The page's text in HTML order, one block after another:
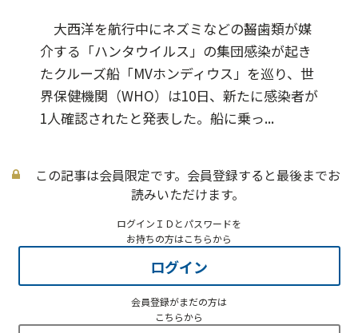
大西洋を航行中にネズミなどの齧歯類が媒
介する「ハンタウイルス」の集団感染が起き
たクルーズ船「MVホンディウス」を巡り、世
界保健機関（WHO）は10日、新たに感染者が
1人確認されたと発表した。船に乗っ...
この記事は会員限定です。会員登録すると最後までお
読みいただけます。
ログインＩＤとパスワードを
お持ちの方はこちらから
ログイン
会員登録がまだの方は
こちらから